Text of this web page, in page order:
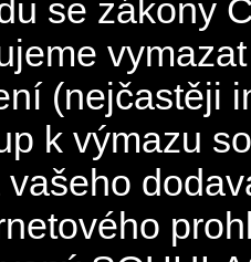
se zákony
(nejčastěji
k výmazu